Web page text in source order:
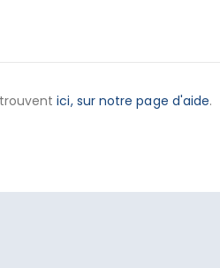
trouventici, sur notre page d'aide.